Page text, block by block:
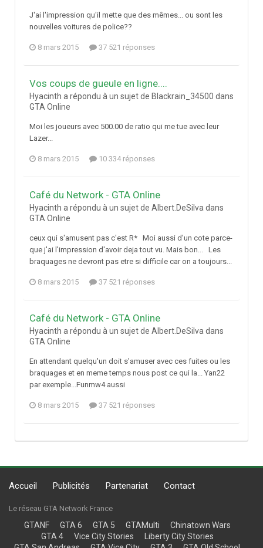
J'ai l'impression qu'il mette que des mêmes... ou sont les
nouvelles voitures de police??
8 mars 2015 37 521 réponses
Vos coups de gueule en ligne....
Hyacinth a répondu à un sujet de Blackrain_34500 dans
GTA Online
Moi les joueurs avec 500.00 de ratio qui me tue avec leur
Lazer...
8 mars 2015 10 334 réponses
Café du Network - GTA Online
Hyacinth a répondu à un sujet de Albert.DeSilva dans
GTA Online
ceux qui s'amusent pas c'est R* Moi aussi d'un cote parce-
que j'ai l'impression d'avoir deja tout vu. Mais bon... Les
braquages ne devront pas etre si difficile car on a toujours...
8 mars 2015 37 521 réponses
Café du Network - GTA Online
Hyacinth a répondu à un sujet de Albert.DeSilva dans
GTA Online
En attendant quelqu'un doit s'amuser avec ces fuites ou les
braquages et en meme temps nous post ce qui la... Yan22
par exemple...Funmw4 aussi
8 mars 2015 37 521 réponses
Accueil Publicités Partenariat Contact
Le réseau GTA Network France
GTANF GTA 6 GTA 5 GTAMulti
Chinatown Wars
GTA 4
Vice City Stories
Liberty City Stories